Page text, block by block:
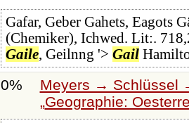
Gafar, Geber Gahets, Eagots
(Chemiker), Ichwed. Lit:.
Gaile, Geilnng '> Gail
0%
Meyers → Schlüssel
Geographie: